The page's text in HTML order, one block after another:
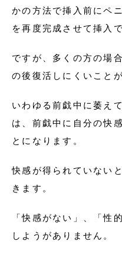
かの方法で挿入前にペ
を再度完成させて挿入
ですが、多くの方の場
の後復活しにくいこと
いわゆる前戯中に萎え
は、前戯中に自分の快
とになります。
快感が得られていない
きます。
「快感がない」、「性
しようがありません。